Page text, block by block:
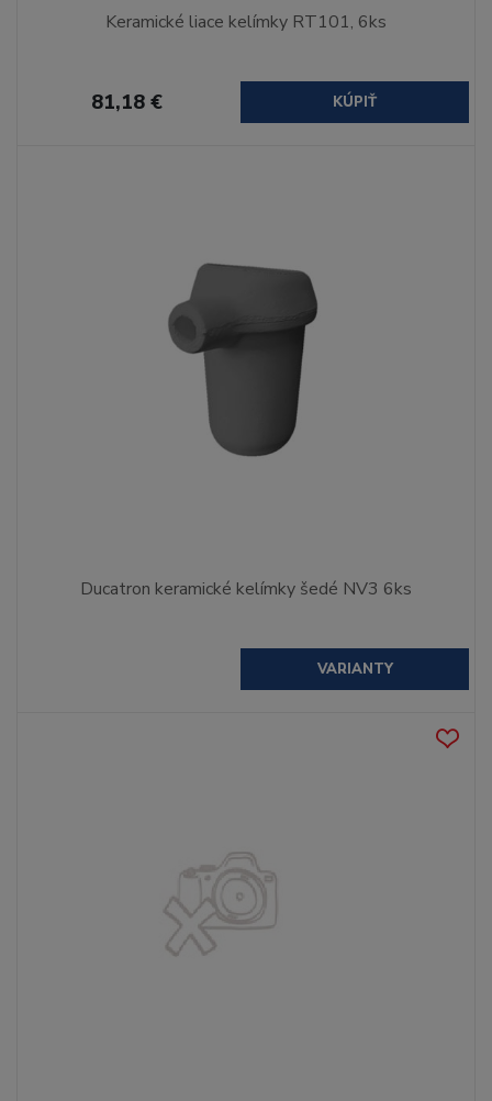
Keramické liace kelímky RT101, 6ks
81,18 € KÚPIŤ
Ducatron keramické kelímky šedé NV3 6ks
VARIANTY